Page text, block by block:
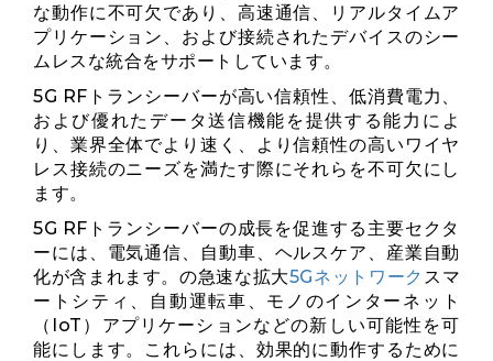
な動作に不可欠であり、高速通信、リアルタイムア
プリケーション、および接続されたデバイスのシー
ムレスな統合をサポートしています。
5G RFトランシーバーが高い信頼性、低消費電力、
および優れたデータ送信機能を提供する能力によ
り、業界全体でより速く、より信頼性の高いワイヤ
レス接続のニーズを満たす際にそれらを不可欠にし
ます。
5G RFトランシーバーの成長を促進する主要セクタ
ーには、電気通信、自動車、ヘルスケア、産業自動
化が含まれます。の急速な拡大5Gネットワ​​ーク スマ
ートシティ、自動運転車、モノのインターネット
（IoT）アプリケーションなどの新しい可能性を可
能にします。これらには、効果的に動作するために